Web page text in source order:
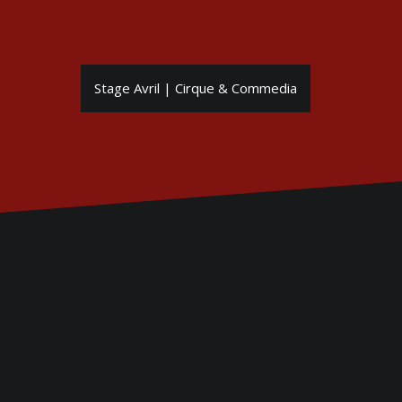
Stage Avril | Cirque & Commedia